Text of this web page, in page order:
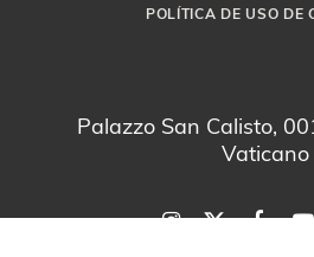
POLÍTICA DE USO DE
Palazzo San Calisto,
Vaticano